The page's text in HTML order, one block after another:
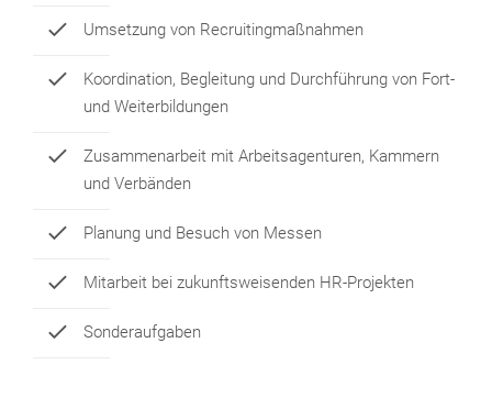
Umsetzung von Recruitingmaßnahmen
Koordination, Begleitung und Durchführung von Fort-
und Weiterbildungen
Zusammenarbeit mit Arbeitsagenturen, Kammern
und Verbänden
Planung und Besuch von Messen
Mitarbeit bei zukunftsweisenden HR-Projekten
Sonderaufgaben